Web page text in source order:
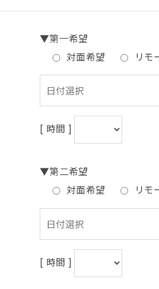
▼第一希望
対面希望
リモ
[ 時間 ]
▼第二希望
対面希望
リモ
[ 時間 ]